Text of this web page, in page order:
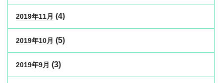
2019年11月 (4)
2019年10月 (5)
2019年9月 (3)